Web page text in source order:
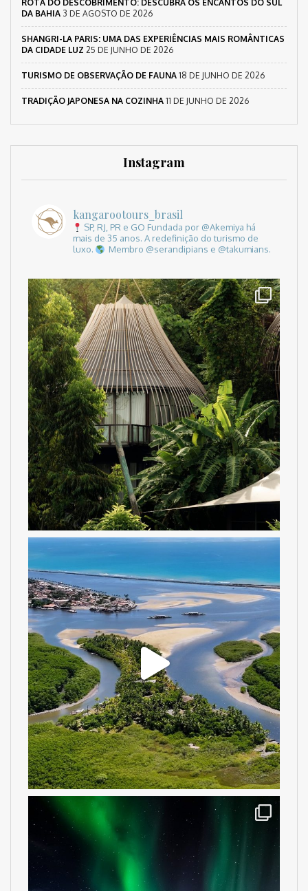
ROTA DO DESCOBRIMENTO: DESCUBRA OS ENCANTOS DO SUL
DA BAHIA 3 DE AGOSTO DE 2026
SHANGRI-LA PARIS: UMA DAS EXPERIÊNCIAS MAIS ROMÂNTICAS
DA CIDADE LUZ 25 DE JUNHO DE 2026
TURISMO DE OBSERVAÇÃO DE FAUNA 18 DE JUNHO DE 2026
TRADIÇÃO JAPONESA NA COZINHA 11 DE JUNHO DE 2026
Instagram
kangarootours_brasil
SP, RJ, PR e GO Fundada por @Akemiya há
mais de 35 anos. A redefinição do turismo de
luxo.
Membro @serandipians e @takumians.